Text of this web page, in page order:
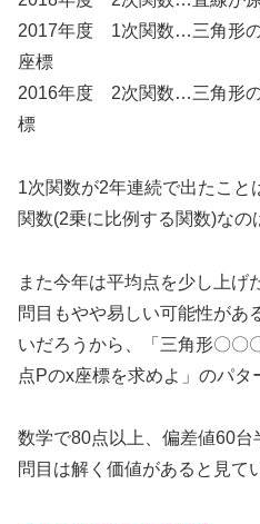
2017年度 1次関数…三角形
座標
2016年度 2次関数…三角形
標
1次関数が2年連続で出たこと
関数(2乗に比例する関数)なの
また今年は平均点を少し上げ
問目もやや易しい可能性があ
いだろうから、「三角形〇〇
点Pのx座標を求めよ」のパタ
数学で80点以上、偏差値60
問目は解く価値があると見て